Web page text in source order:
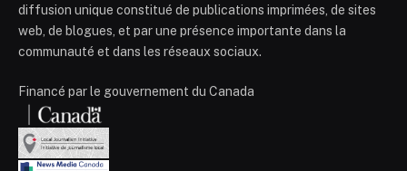
diffusion unique constitué de publications imprimées, de sites
web, de blogues, et par une présence importante dans la
communauté et dans les réseaux sociaux.
Financé par le gouvernement du Canada